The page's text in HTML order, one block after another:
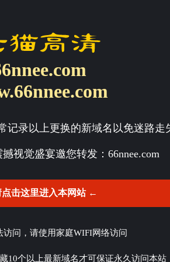
记录以上更换的新域名以免迷路走
视觉盛宴邀您转发： 66nnee.com
击这里进入本网站 ←
访问，请使用家庭WIFI网络访问
10个以上最新域名才可保证永久访问本站